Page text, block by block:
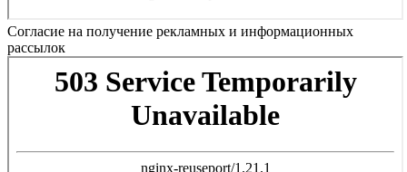
Согласие на получение рекламных и информационных
рассылок